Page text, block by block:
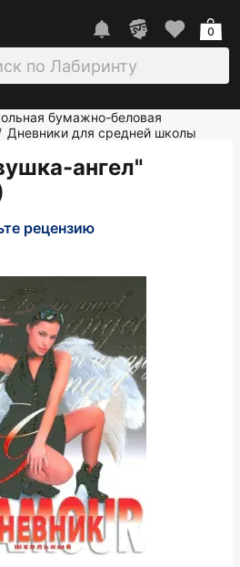
0
бумажно-беловая
Дневники для средней школы
ангел"
рецензию